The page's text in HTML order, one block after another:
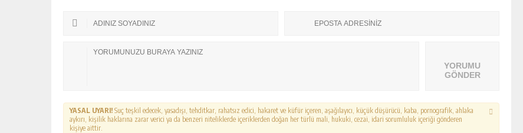
YORUMU
GÖNDER
YASAL UYARI! Suç teşkil edecek, yasadışı, tehditkar, rahatsız edici, hakaret ve küfür içeren, aşağılayıcı, küçük düşürücü, kaba, pornografik, ahlaka
aykırı, kişilik haklarına zarar verici ya da benzeri niteliklerde içeriklerden doğan her türlü mali, hukuki, cezai, idari sorumluluk içeriği gönderen
kişiye aittir.